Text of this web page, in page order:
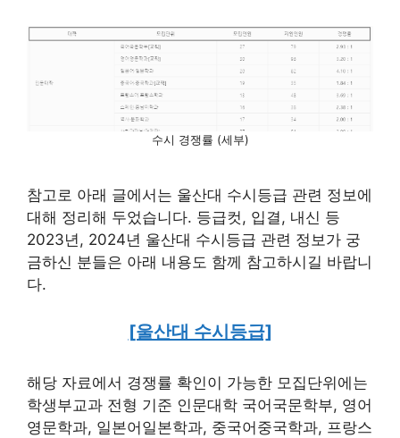
수시 경쟁률 (세부)
참고로 아래 글에서는 울산대 수시등급 관련 정보에
대해 정리해 두었습니다. 등급컷, 입결, 내신 등
2023년, 2024년 울산대 수시등급 관련 정보가 궁
금하신 분들은 아래 내용도 함께 참고하시길 바랍니
다.
[울산대 수시등급]
해당 자료에서 경쟁률 확인이 가능한 모집단위에는
학생부교과 전형 기준 인문대학 국어국문학부, 영어
영문학과, 일본어일본학과, 중국어중국학과, 프랑스